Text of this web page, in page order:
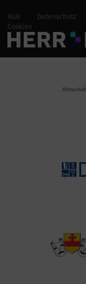
AGB Datenschutz
Cookies